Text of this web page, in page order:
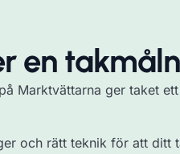
en
Marktvättarna ger taket
och rätt teknik för att ditt